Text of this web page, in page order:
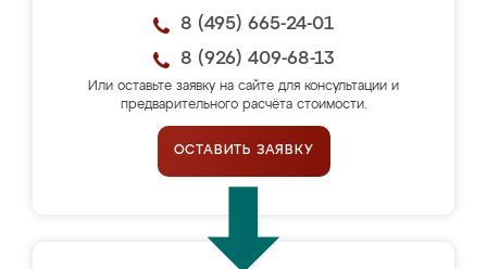
8 (495) 665-24-01
8 (926) 409-68-13
Или оставьте заявку на сайте для консультации и
предварительного расчёта стоимости.
ОСТАВИТЬ ЗАЯВКУ